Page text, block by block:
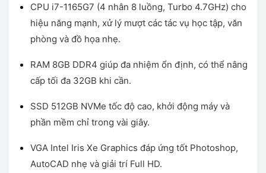
là:
12.500.000 ₫.
tại
là:
CPU i7-1165G7 (4 nhân 8 luồng, Turbo 4.7GHz) cho
hiệu năng mạnh, xử lý mượt các tác vụ học tập, văn
phòng và đồ họa nhẹ.
RAM 8GB DDR4 giúp đa nhiệm ổn định, có thể nâng
cấp tối đa 32GB khi cần.
SSD 512GB NVMe tốc độ cao, khởi động máy và
phần mềm chỉ trong vài giây.
VGA Intel Iris Xe Graphics đáp ứng tốt Photoshop,
AutoCAD nhẹ và giải trí Full HD.